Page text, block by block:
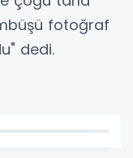
fotoğraf
dedi.